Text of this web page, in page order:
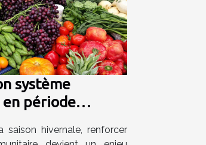
système
période
et vitamines
hivernale, renforcer